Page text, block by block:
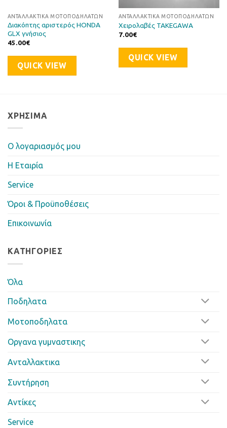
ΑΝΤΑΛΛΑΚΤΙΚΆ ΜΟΤΟΠΟΔΗΛΆΤΩΝ
Διακόπτης αριστερός HONDA
GLX γνήσιος
45.00€
QUICK VIEW
ΑΝΤΑΛΛΑΚΤΙΚΆ ΜΟΤΟΠΟΔΗΛΆΤΩΝ
Χειρολαβές TAKEGAWA
7.00€
QUICK VIEW
ΧΡΉΣΙΜΑ
Ο λογαριασμός μου
Η Eταιρία
Service
Όροι & Προϋποθέσεις
Επικοινωνία
ΚΑΤΗΓΟΡΊΕΣ
Όλα
Ποδηλατα
Μοτοποδηλατα
Οργανα γυμναστικης
Ανταλλακτικα
Συντήρηση
Αντίκες
Service